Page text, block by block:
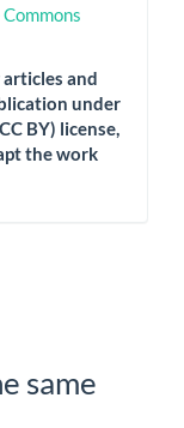
and
under
BY) license,
the work
same